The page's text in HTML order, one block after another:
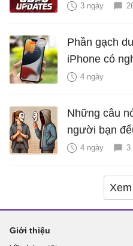
3 ngày
Phần gạch
iPhone có
hiểm?
4 ngày
Những câu
người bạn
4 ngày 3
Giới thiệu